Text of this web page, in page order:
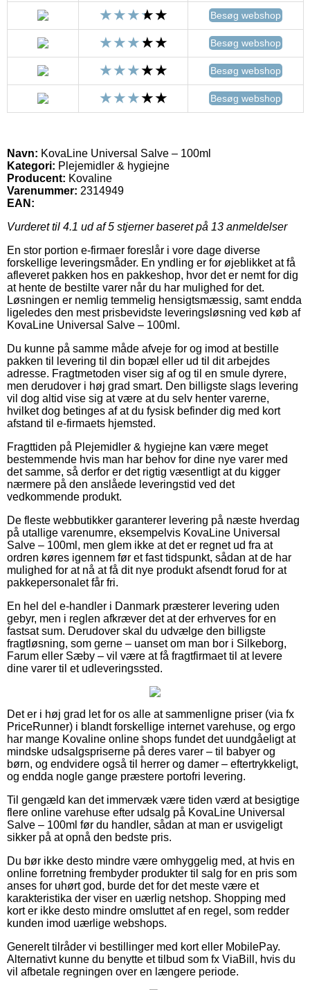
Besøg webshop
Besøg webshop
Besøg webshop
Besøg webshop
Navn: KovaLine Universal Salve – 100ml
Kategori: Plejemidler & hygiejne
Producent: Kovaline
Varenummer: 2314949
EAN:
Vurderet til 4.1 ud af 5 stjerner baseret på 13 anmeldelser
En stor portion e-firmaer foreslår i vore dage diverse
forskellige leveringsmåder. En yndling er for øjeblikket at få
afleveret pakken hos en pakkeshop, hvor det er nemt for dig
at hente de bestilte varer når du har mulighed for det.
Løsningen er nemlig temmelig hensigtsmæssig, samt endda
ligeledes den mest prisbevidste leveringsløsning ved køb af
KovaLine Universal Salve – 100ml.
Du kunne på samme måde afveje for og imod at bestille
pakken til levering til din bopæl eller ud til dit arbejdes
adresse. Fragtmetoden viser sig af og til en smule dyrere,
men derudover i høj grad smart. Den billigste slags levering
vil dog altid vise sig at være at du selv henter varerne,
hvilket dog betinges af at du fysisk befinder dig med kort
afstand til e-firmaets hjemsted.
Fragttiden på Plejemidler & hygiejne kan være meget
bestemmende hvis man har behov for dine nye varer med
det samme, så derfor er det rigtig væsentligt at du kigger
nærmere på den anslåede leveringstid ved det
vedkommende produkt.
De fleste webbutikker garanterer levering på næste hverdag
på utallige varenumre, eksempelvis KovaLine Universal
Salve – 100ml, men glem ikke at det er regnet ud fra at
ordren køres igennem før et fast tidspunkt, sådan at de har
mulighed for at nå at få dit nye produkt afsendt forud for at
pakkepersonalet får fri.
En hel del e-handler i Danmark præsterer levering uden
gebyr, men i reglen afkræver det at der erhverves for en
fastsat sum. Derudover skal du udvælge den billigste
fragtløsning, som gerne – uanset om man bor i Silkeborg,
Farum eller Sæby – vil være at få fragtfirmaet til at levere
dine varer til et udleveringssted.
Det er i høj grad let for os alle at sammenligne priser (via fx
PriceRunner) i blandt forskellige internet varehuse, og ergo
har mange Kovaline online shops fundet det uundgåeligt at
mindske udsalgspriserne på deres varer – til babyer og
børn, og endvidere også til herrer og damer – eftertrykkeligt,
og endda nogle gange præstere portofri levering.
Til gengæld kan det immervæk være tiden værd at besigtige
flere online varehuse efter udsalg på KovaLine Universal
Salve – 100ml før du handler, sådan at man er usvigeligt
sikker på at opnå den bedste pris.
Du bør ikke desto mindre være omhyggelig med, at hvis en
online forretning frembyder produkter til salg for en pris som
anses for uhørt god, burde det for det meste være et
karakteristika der viser en uærlig netshop. Shopping med
kort er ikke desto mindre omsluttet af en regel, som redder
kunden imod uærlige webshops.
Generelt tilråder vi bestillinger med kort eller MobilePay.
Alternativt kunne du benytte et tilbud som fx ViaBill, hvis du
vil afbetale regningen over en længere periode.